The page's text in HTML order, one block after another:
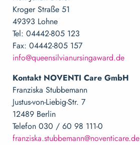
Kroger Straße 51
49393 Lohne
Tel: 04442-805 123
Fax: 04442-805 157
info@queensilvianursingaward.de
Kontakt NOVENTI Care GmbH
Franziska Stubbemann
Justus-von-Liebig-Str. 7
12489 Berlin
Telefon 030 / 60 98 111-0
franziska.stubbemann@noventicare.de